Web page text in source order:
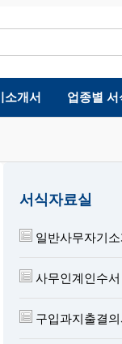
소개서 업종별 서
서식자료실
일반사무자기
사무인계인수
구입과지출결